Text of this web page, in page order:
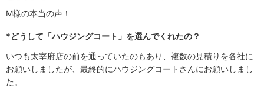
M様の本当の声！
*どうして「ハウジングコート」を選んでくれたの？
いつも太宰府店の前を通っていたのもあり、複数の見積りを各社に
お願いしましたが、最終的にハウジングコートさんにお願いしまし
た。